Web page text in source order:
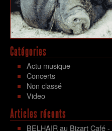
Catégories
Actu musique
Concerts
Non classé
Video
Articles récents
BELHAIR au Bizart Café -